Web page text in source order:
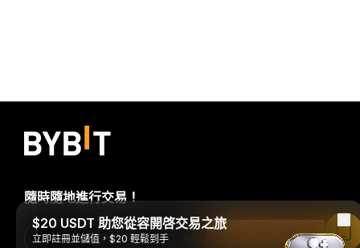
隨時隨地進行交易！
Download Bybit App
$20 USDT 助您從容開啓交易之旅
立即註冊並儲值，$20 輕鬆到手 在 Bybit App 中閱讀